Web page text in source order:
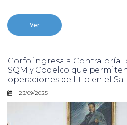
Ver
Corfo ingresa a Contraloría
SQM y Codelco que
operaciones de litio en el
23/09/2025